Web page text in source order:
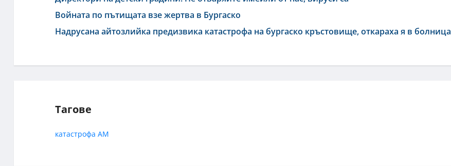
Войната по пътищата взе жертва в Бургаско
Надрусана айтозлийка предизвика катастрофа на бургаско кръстовище, откараха я в болница
Тагове
катастрофа АМ